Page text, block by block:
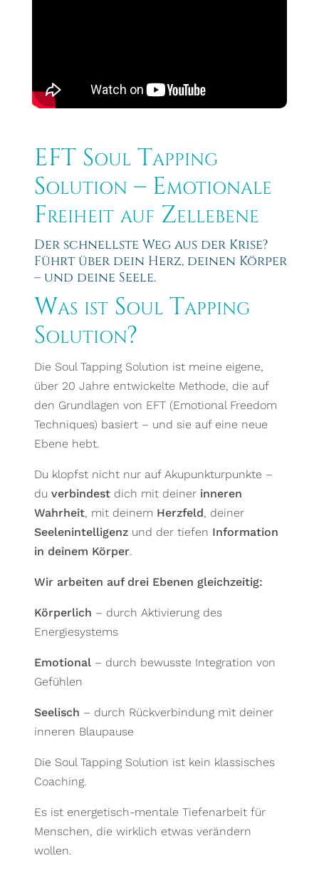
EFT Soul Tapping
Solution – Emotionale
Freiheit auf Zellebene
Der schnellste Weg aus der Krise?
Führt über dein Herz, deinen Körper
– und deine Seele.
Was ist Soul Tapping
Solution?
Die Soul Tapping Solution ist meine eigene,
über 20 Jahre entwickelte Methode, die auf
den Grundlagen von EFT (Emotional Freedom
Techniques) basiert – und sie auf eine neue
Ebene hebt.
Du klopfst nicht nur auf Akupunkturpunkte –
du verbindestdich mit deiner inneren
Wahrheit, mit deinem Herzfeld, deiner
Seelenintelligenzund der tiefen Information
in deinem Körper.
Wir arbeiten auf drei Ebenen gleichzeitig:
Körperlich – durch Aktivierung des
Energiesystems
Emotional– durch bewusste Integration von
Gefühlen
Seelisch – durch Rückverbindung mit deiner
inneren Blaupause
Die Soul Tapping Solution ist kein klassisches
Coaching.
Es ist energetisch-mentale Tiefenarbeit für
Menschen, die wirklich etwas verändern
wollen.